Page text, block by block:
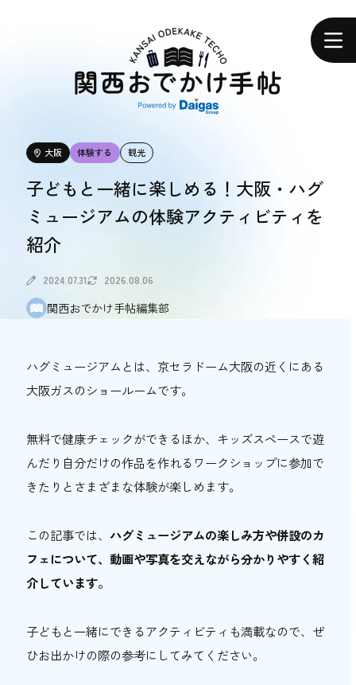
エリアで探す
エリアで探す
食べる
体験する
体験する
おトク情報
おすすめ
関西おでかけ手帖とは
大阪 体験する 観光
子どもと一緒に楽しめる！大阪・ハグ
ミュージアムの体験アクティビティを
紹介
2024.07.31 2026.08.06
関西おでかけ手帖編集部
ハグミュージアムとは、京セラドーム大阪の近くにある
大阪ガスのショールームです。
無料で健康チェックができるほか、キッズスペースで遊
んだり自分だけの作品を作れるワークショップに参加で
きたりとさまざまな体験が楽しめます。
この記事では、 ハグミュージアムの楽しみ方や併設のカ
フェについて、動画や写真を交えながら分かりやすく紹
介しています。
子どもと一緒にできるアクティビティも満載なので、ぜ
ひお出かけの際の参考にしてみてください。